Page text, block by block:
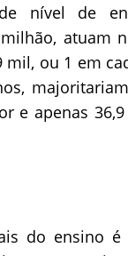
de nível de
atuam
ou 1 em
e apenas
do ensino é